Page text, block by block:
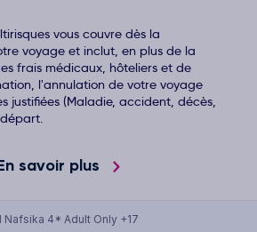
vous couvre dès la
voyage et inclut, en plus de la
frais médicaux, hôteliers et de
l'annulation de votre voyage
justifiées (Maladie, accident, décès,
savoir plus
Nafsika 4* Adult Only +17